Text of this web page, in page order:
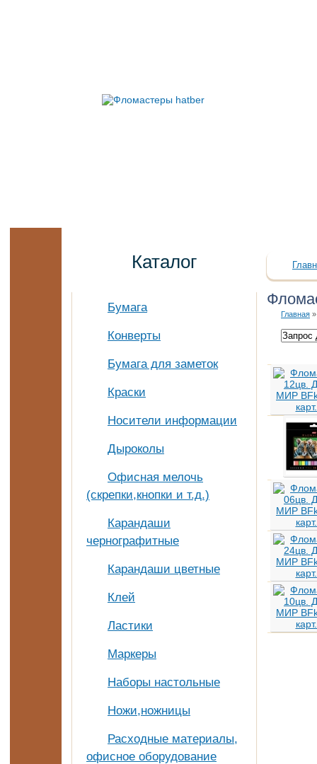
Каталог
Бумага
Конверты
Бумага для заметок
Краски
Носители информации
Дыроколы
Офисная мелочь
(скрепки,кнопки и т.д.)
Карандаши
чернографитные
Карандаши цветные
Клей
Ластики
Маркеры
Наборы настольные
Ножи,ножницы
Расходные материалы,
офисное оборудование
Главная